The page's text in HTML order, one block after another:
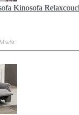
Kinosofa